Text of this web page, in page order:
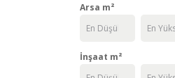
Fatih
Gaziosmanpaşa
Kadıköy
Ekinoba Mah.
Fatih Mah.
Hürriyet Mh.
Arsa m²
İnşaat m²